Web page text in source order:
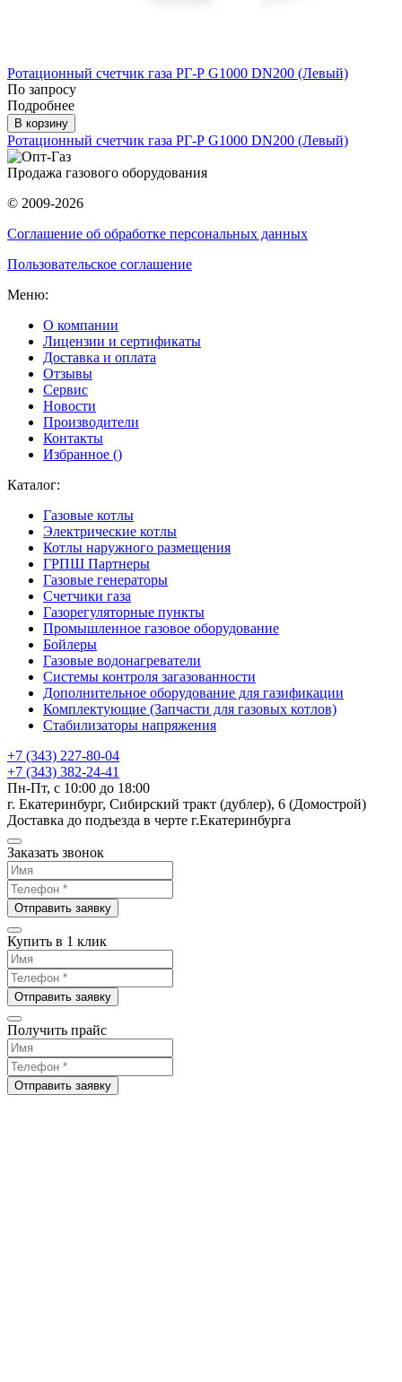
Ротационный счетчик газа РГ-Р G1000 DN200 (Левый)
По запросу
Подробнее
В корзину
Ротационный счетчик газа РГ-Р G1000 DN200 (Левый)
Продажа газового оборудования
© 2009-2026
Соглашение об обработке персональных данных
Пользовательское соглашение
Меню:
О компании
Лицензии и сертификаты
Доставка и оплата
Отзывы
Сервис
Новости
Производители
Контакты
Избранное ()
Каталог:
Газовые котлы
Электрические котлы
Котлы наружного размещения
ГРПШ Партнеры
Газовые генераторы
Счетчики газа
Газорегуляторные пункты
Промышленное газовое оборудование
Бойлеры
Газовые водонагреватели
Системы контроля загазованности
Дополнительное оборудование для газификации
Комплектующие (Запчасти для газовых котлов)
Стабилизаторы напряжения
+7 (343) 227-80-04
+7 (343) 382-24-41
Пн-Пт, с 10:00 до 18:00
г. Екатеринбург, Сибирский тракт (дублер), 6 (Домострой)
Доставка до подъезда в черте г.Екатеринбурга
Заказать звонок
Отправить заявку
Купить в 1 клик
Отправить заявку
Получить прайс
Отправить заявку